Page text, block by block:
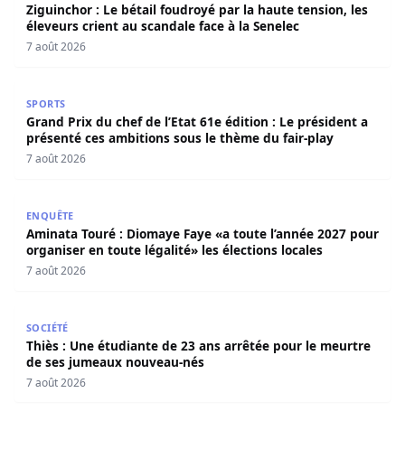
Ziguinchor : Le bétail foudroyé par la haute tension, les
éleveurs crient au scandale face à la Senelec
7 août 2026
SPORTS
Grand Prix du chef de l’Etat 61e édition : Le président a
présenté ces ambitions sous le thème du fair-play
7 août 2026
ENQUÊTE
Aminata Touré : Diomaye Faye «a toute l’année 2027 pour
organiser en toute légalité» les élections locales
7 août 2026
SOCIÉTÉ
Thiès : Une étudiante de 23 ans arrêtée pour le meurtre
de ses jumeaux nouveau-nés
7 août 2026